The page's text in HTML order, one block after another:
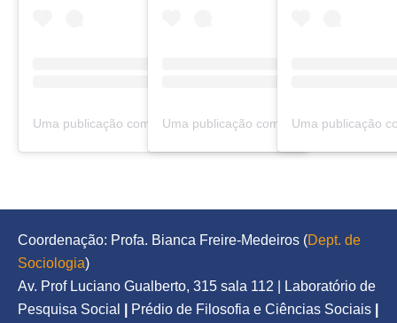
Uma publicação compartilhada por Urbanidades (@urbanidadespodcast)
Coordenação: Profa. Bianca Freire-Medeiros (Dept. de
Sociologia)
Av. Prof Luciano Gualberto, 315 sala 112 | Laboratório de
Pesquisa Social
Prédio de Filosofia e Ciências Sociais